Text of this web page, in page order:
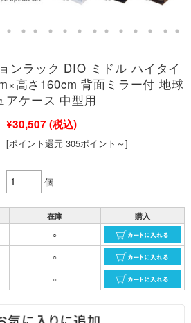
ンラック DIO ミドル ハイタイ
高さ160cm 背面ミラー付 地球
アケース 中型用
¥30,507(税込)
[ポイント還元 305ポイント～]
個
在庫 購入
○
○
○